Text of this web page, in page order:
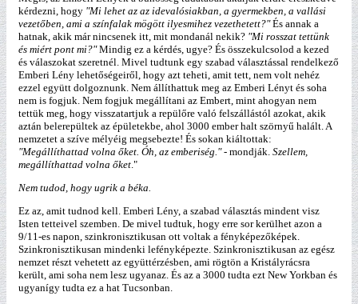
kérdezni, hogy "Mi lehet az az idevalósiakban, a gyermekben, a vallási
vezetőben, ami a színfalak mögött ilyesmihez vezethetett?"És annak a
hatnak, akik már nincsenek itt, mit mondanál nekik? "Mi rosszat tettünk
és miért pont mi?"Mindig ez a kérdés, ugye? És összekulcsolod a kezed
és válaszokat szeretnél. Mivel tudtunk egy szabad választással rendelkező
Emberi Lény lehetőségeiről, hogy azt teheti, amit tett, nem volt nehéz
ezzel együtt dolgoznunk. Nem állíthattuk meg az Emberi Lényt és soha
nem is fogjuk. Nem fogjuk megállítani az Embert, mint ahogyan nem
tettük meg, hogy visszatartjuk a repülőre való felszállástól azokat, akik
aztán belerepültek az épületekbe, ahol 3000 ember halt szörnyű halált. A
nemzetet a szíve mélyéig megsebezte! És sokan kiáltottak:
"Megállíthattad volna őket. Óh, az emberiség."- mondják. Szellem,
megállíthattad volna őket."
Nem tudod, hogy ugrik a béka.
Ez az, amit tudnod kell. Emberi Lény, a szabad választás mindent visz
Isten tetteivel szemben. De mivel tudtuk, hogy erre sor kerülhet azon a
9/11-es napon, szinkronisztikusan ott voltak a fényképezőképek.
Szinkronisztikusan mindenki lefényképezte. Szinkronisztikusan az egész
nemzet részt vehetett az együttérzésben, ami rögtön a Kristályrácsra
került, ami soha nem lesz ugyanaz. És az a 3000 tudta ezt New Yorkban és
ugyanígy tudta ez a hat Tucsonban.